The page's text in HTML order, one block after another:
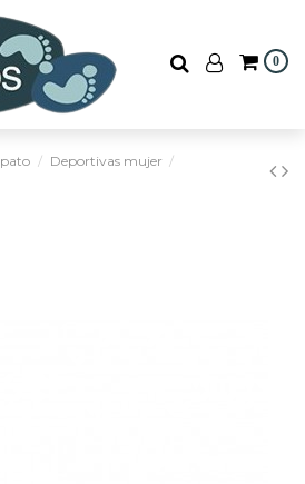
0
Deportivas mujer